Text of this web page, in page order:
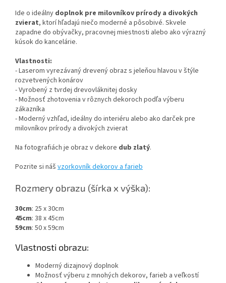
Ide o ideálny doplnok pre milovníkov prírody a divokých
zvierat, ktorí hľadajú niečo moderné a pôsobivé. Skvele
zapadne do obývačky, pracovnej miestnosti alebo ako výrazný
kúsok do kancelárie.
Vlastnosti:
- Laserom vyrezávaný drevený obraz s jeleňou hlavou v štýle
rozvetvených konárov
- Vyrobený z tvrdej drevovláknitej dosky
- Možnosť zhotovenia v rôznych dekoroch podľa výberu
zákazníka
- Moderný vzhľad, ideálny do interiéru alebo ako darček pre
milovníkov prírody a divokých zvierat
Na fotografiách je obraz v dekore dub zlatý.
Pozrite si náš vzorkovník dekorov a farieb
Rozmery obrazu (šírka x výška):
30cm: 25 x 30cm
45cm: 38 x 45cm
59cm: 50 x 59cm
Vlastnosti obrazu:
Moderný dizajnový doplnok
Možnosť výberu z mnohých dekorov, farieb a veľkostí